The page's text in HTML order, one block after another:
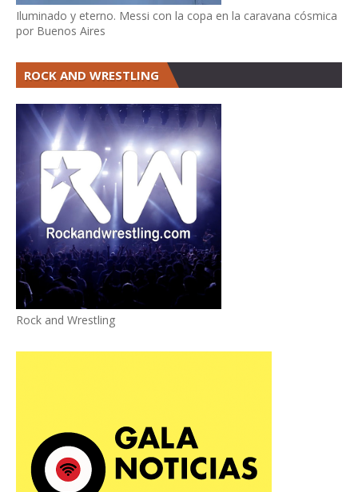
Iluminado y eterno. Messi con la copa en la caravana cósmica
por Buenos Aires
ROCK AND WRESTLING
Rock and Wrestling